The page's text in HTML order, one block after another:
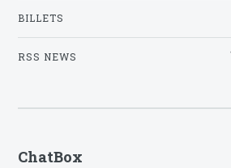
BILLETS
RSS NEWS
ChatBox